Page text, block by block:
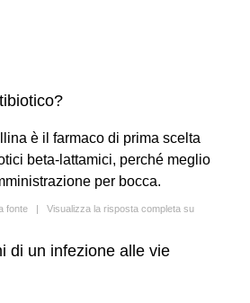
è il farmaco di prima scelta
beta-lattamici, perché meglio
per bocca.
fonte | Visualizza la risposta completa su
di un infezione alle vie